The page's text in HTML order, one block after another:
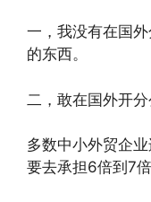
一，我没有在国
的东西。
二，敢在国外开
多数中小外贸企
要去承担6倍到7